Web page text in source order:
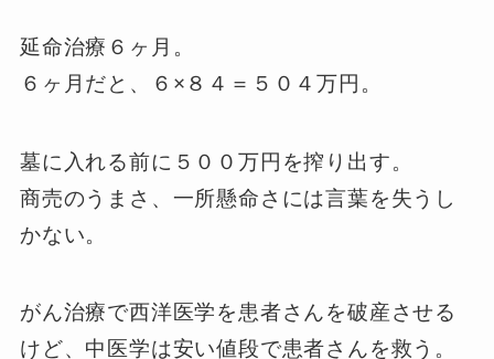
延命治療６ヶ月。
６ヶ月だと、６×８４＝５０４万円。
墓に入れる前に５００万円を搾り出す。
商売のうまさ、一所懸命さには言葉を失うし
かない。
がん治療で西洋医学を患者さんを破産させる
けど、中医学は安い値段で患者さんを救う。